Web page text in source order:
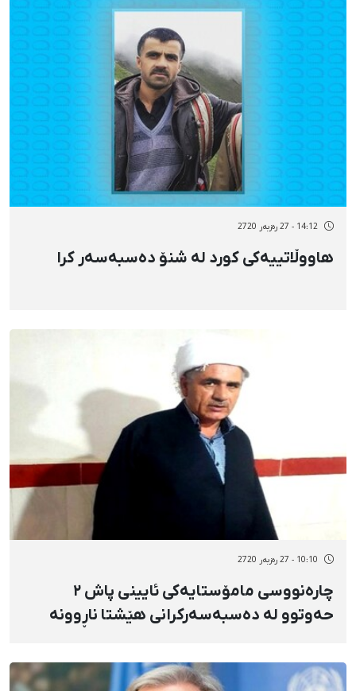
14:12 - 27 رەزبەر 2720
هاووڵاتییەکی کورد لە شنۆ دەسبەسەر کرا
10:10 - 27 رەزبەر 2720
چارەنووسی مامۆستایەکی ئایینی پاش ٢
حەوتوو لە دەسبەسەرکرانی هێشتا ناڕوونە